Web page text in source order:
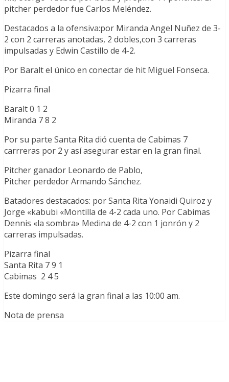
pitcher perdedor fue Carlos Meléndez.
Destacados a la ofensiva:por Miranda Angel Nuñez de 3-
2 con 2 carreras anotadas, 2 dobles,con 3 carreras
impulsadas y Edwin Castillo de 4-2.
Por Baralt el único en conectar de hit Miguel Fonseca.
Pizarra final
Baralt 0 1 2
Miranda 7 8 2
Por su parte Santa Rita dió cuenta de Cabimas 7
carrreras por 2 y así asegurar estar en la gran final.
Pitcher ganador Leonardo de Pablo,
Pitcher perdedor Armando Sánchez.
Batadores destacados: por Santa Rita Yonaidi Quiroz y
Jorge «kabubi «Montilla de 4-2 cada uno. Por Cabimas
Dennis «la sombra» Medina de 4-2 con 1 jonrón y 2
carreras impulsadas.
Pizarra final
Santa Rita 7 9 1
Cabimas 2 4 5
Este domingo será la gran final a las 10:00 am.
Nota de prensa